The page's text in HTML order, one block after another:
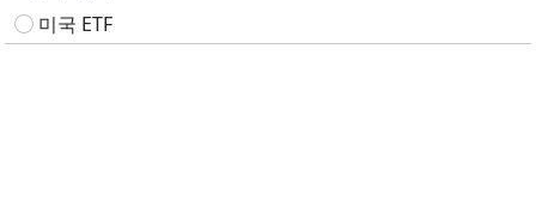
미국 ETF